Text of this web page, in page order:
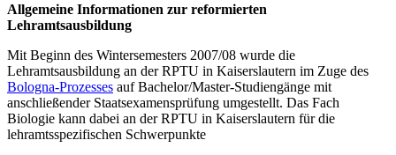
Allgemeine Informationen zur reformierten
Lehramtsausbildung
Mit Beginn des Wintersemesters 2007/08 wurde die
Lehramtsausbildung an der RPTU in Kaiserslautern im Zuge des
Bologna-Prozesses auf Bachelor/Master-Studiengänge mit
anschließender Staatsexamensprüfung umgestellt. Das Fach
Biologie kann dabei an der RPTU in Kaiserslautern für die
lehramtsspezifischen Schwerpunkte